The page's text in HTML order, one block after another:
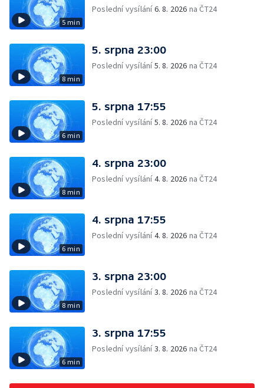
5 min
Poslední vysílání6. 8. 2026 na ČT24
8 min
5. srpna 23:00
Poslední vysílání5. 8. 2026 na ČT24
6 min
5. srpna 17:55
Poslední vysílání5. 8. 2026 na ČT24
8 min
4. srpna 23:00
Poslední vysílání4. 8. 2026 na ČT24
6 min
4. srpna 17:55
Poslední vysílání4. 8. 2026 na ČT24
8 min
3. srpna 23:00
Poslední vysílání3. 8. 2026 na ČT24
6 min
3. srpna 17:55
Poslední vysílání3. 8. 2026 na ČT24